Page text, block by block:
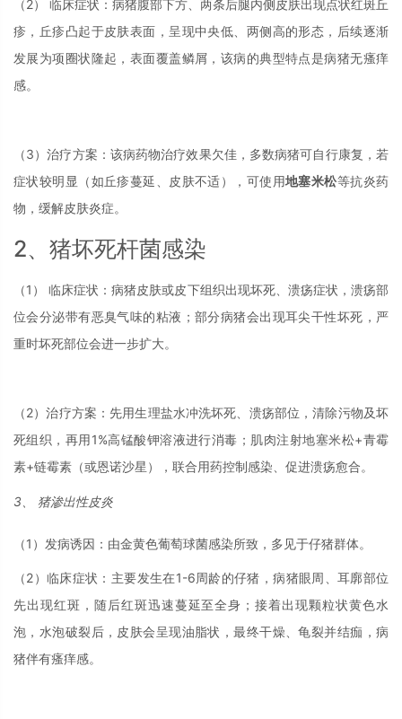
（2） 临床症状：病猪腹部下方、两条后腿内侧皮肤出现点状红斑丘
疹，丘疹凸起于皮肤表面，呈现中央低、两侧高的形态，后续逐渐
发展为项圈状隆起，表面覆盖鳞屑，该病的典型特点是病猪无瘙痒
感。
（3）治疗方案：该病药物治疗效果欠佳，多数病猪可自行康复，若
症状较明显（如丘疹蔓延、皮肤不适），可使用地塞米松等抗炎药
物，缓解皮肤炎症。
2、猪坏死杆菌感染
（1） 临床症状：病猪皮肤或皮下组织出现坏死、溃疡症状，溃疡部
位会分泌带有恶臭气味的粘液；部分病猪会出现耳尖干性坏死，严
重时坏死部位会进一步扩大。
（2）治疗方案：先用生理盐水冲洗坏死、溃疡部位，清除污物及坏
死组织，再用1%高锰酸钾溶液进行消毒；肌肉注射地塞米松+青霉
素+链霉素（或恩诺沙星），联合用药控制感染、促进溃疡愈合。
3、 猪渗出性皮炎
（1）发病诱因：由金黄色葡萄球菌感染所致，多见于仔猪群体。
（2）临床症状：主要发生在1-6周龄的仔猪，病猪眼周、耳廓部位
先出现红斑，随后红斑迅速蔓延至全身；接着出现颗粒状黄色水
泡，水泡破裂后，皮肤会呈现油脂状，最终干燥、龟裂并结痂，病
猪伴有瘙痒感。